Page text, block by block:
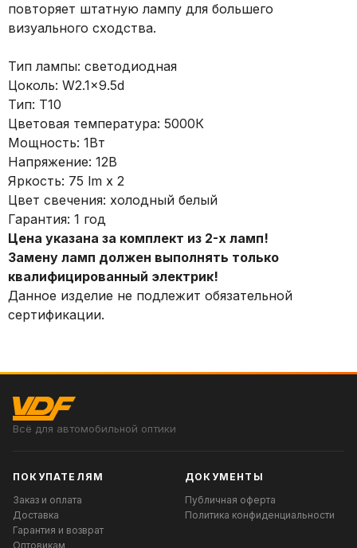
повторяет штатную лампу для большего
визуального сходства.
Тип лампы: светодиодная
Цоколь: W2.1x9.5d
Тип: Т10
Цветовая температура: 5000К
Мощность: 1Вт
Напряжение: 12В
Яркость: 75 lm x 2
Цвет свечения: холодный белый
Гарантия: 1 год
Цена указана за комплект из 2-х ламп!
Замену ламп должен выполнять только
квалифицированный электрик!
Данное изделие не подлежит обязательной
сертификации.
Всё для автомобильной оптики
ПОКУПАТЕЛЯМ
Заказ и оплата
Доставка
Гарантия и возврат
Оптовикам
ДОКУМЕНТЫ
Публичная оферта
Политика конфиденциальности